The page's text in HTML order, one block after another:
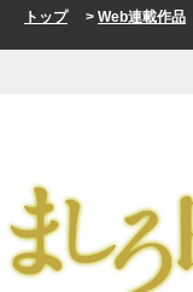
トップ> Web連載作品